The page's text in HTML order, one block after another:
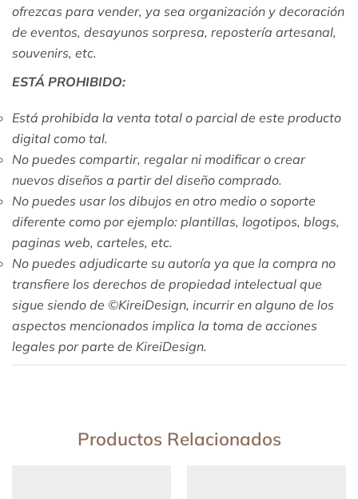
ofrezcas para vender, ya sea organización y decoración
de eventos, desayunos sorpresa, repostería artesanal,
souvenirs, etc.
ESTÁ PROHIBIDO:
Está prohibida la venta total o parcial de este producto
digital como tal.
No puedes compartir, regalar ni modificar o crear
nuevos diseños a partir del diseño comprado.
No puedes usar los dibujos en otro medio o soporte
diferente como por ejemplo: plantillas, logotipos, blogs,
paginas web, carteles, etc.
No puedes adjudicarte su autoría ya que la compra no
transfiere los derechos de propiedad intelectual que
sigue siendo de ©KireiDesign, incurrir en alguno de los
aspectos mencionados implica la toma de acciones
legales por parte de KireiDesign.
Productos Relacionados